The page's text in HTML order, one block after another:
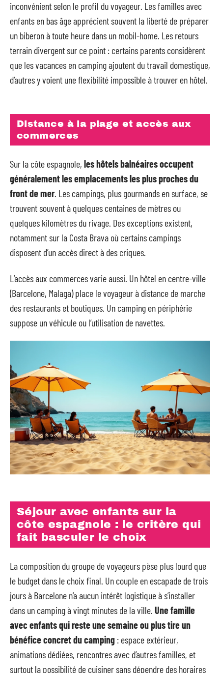
inconvénient selon le profil du voyageur. Les familles avec
enfants en bas âge apprécient souvent la liberté de préparer
un biberon à toute heure dans un mobil-home. Les retours
terrain divergent sur ce point : certains parents considèrent
que les vacances en camping ajoutent du travail domestique,
d’autres y voient une flexibilité impossible à trouver en hôtel.
Distance à la plage et accès aux
commerces
Sur la côte espagnole, les hôtels balnéaires occupent
généralement les emplacements les plus proches du
front de mer. Les campings, plus gourmands en surface, se
trouvent souvent à quelques centaines de mètres ou
quelques kilomètres du rivage. Des exceptions existent,
notamment sur la Costa Brava où certains campings
disposent d’un accès direct à des criques.
L’accès aux commerces varie aussi. Un hôtel en centre-ville
(Barcelone, Malaga) place le voyageur à distance de marche
des restaurants et boutiques. Un camping en périphérie
suppose un véhicule ou l’utilisation de navettes.
Séjour avec enfants sur la
côte espagnole : le critère qui
fait basculer le choix
La composition du groupe de voyageurs pèse plus lourd que
le budget dans le choix final. Un couple en escapade de trois
jours à Barcelone n’a aucun intérêt logistique à s’installer
dans un camping à vingt minutes de la ville. Une famille
avec enfants qui reste une semaine ou plus tire un
bénéfice concret du camping : espace extérieur,
animations dédiées, rencontres avec d’autres familles, et
surtout la possibilité de cuisiner sans dépendre des horaires